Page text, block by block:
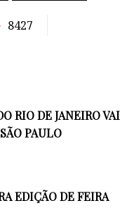
8427
RIO DE JANEIRO VAI
PAULO
EDIÇÃO DE FEIRA